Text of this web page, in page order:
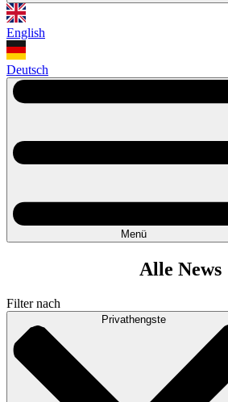
English
Deutsch
Menü
Alle News
Filter nach
Privathengste